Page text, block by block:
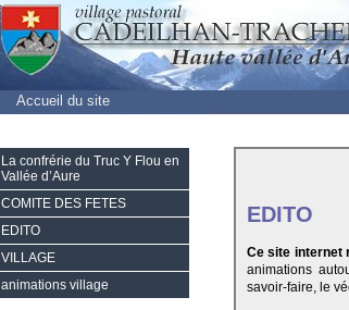
Accueil du site
EDITO
Ce site internet
animations
savoir-faire, le
La confrérie du Truc Y Flou en
Vallée d’Aure
COMITE DES FETES
EDITO
VILLAGE
animations village